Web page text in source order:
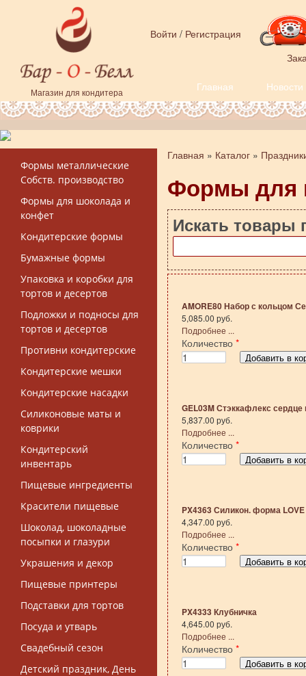
Перейти к основному содержанию
Магазин для кондитера
Войти / Регистрация
Главная Новости
Форма поиска
Формы металлические
Собств. производство
Формы для шоколада и
конфет
Кондитерские формы
Бумажные формы
Упаковка и коробки для
тортов и десертов
Подложки и подносы для
тортов и десертов
Противни кондитерские
Кондитерские мешки
Кондитерские насадки
Силиконовые маты и
коврики
Кондитерский
инвентарь
Пищевые ингредиенты
Красители пищевые
Шоколад, шоколадные
посыпки и глазури
Украшения и декор
Пищевые принтеры
Подставки для тортов
Посуда и утварь
Свадебный сезон
Детский праздник, День
Вы здесь
Главная » Каталог »
Формы для
Искать товары
AMORE80 Набор с кольцом
5,085.00 руб.
Подробнее ...
Количество *
GEL03M Стэккафлекс сердце
5,837.00 руб.
Подробнее ...
Количество *
PX4363 Силикон. форма LOVE
4,347.00 руб.
Подробнее ...
Количество *
PX4333 Клубничка
4,645.00 руб.
Подробнее ...
Количество *